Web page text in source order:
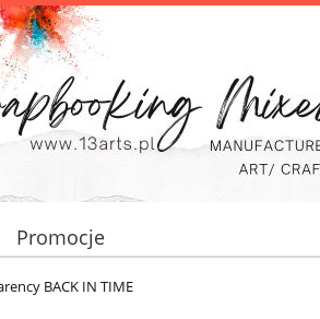
Promocje
BACK IN TIME